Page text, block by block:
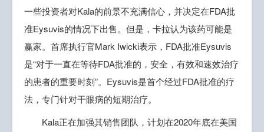
一些投资者对Kala的前景不充满信心，并决定在FDA批
准Eysuvis的情况下出售。但是，卡拉认为该药可能是
赢家。首席执行官Mark Iwicki表示，FDA批准Eysuvis
是“对于一直在等待FDA批准的，安全，有效和速效治疗
的患者的重要时刻”。Eysuvis是首个经过FDA批准的疗
法，专门针对干眼病的短期治疗。
Kala正在加强其销售团队，计划在2020年底在美国